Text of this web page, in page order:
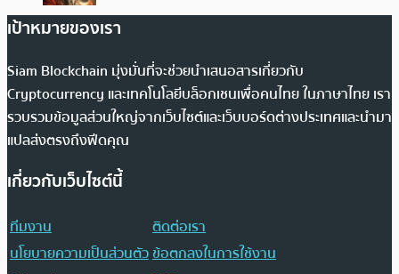
เป้าหมายของเรา
Siam Blockchain มุ่งมั่นที่จะช่วยนำเสนอสารเกี่ยวกับ
Cryptocurrency และเทคโนโลยีบล็อกเชนเพื่อคนไทย ในภาษาไทย เรา
รวบรวมข้อมูลส่วนใหญ่จากเว็บไซต์และเว็บบอร์ดต่างประเทศและนำมา
แปลส่งตรงถึงฟีดคุณ
เกี่ยวกับเว็บไซต์นี้
ทีมงาน
ติดต่อเรา
นโยบายความเป็นส่วนตัวข้อตกลงในการใช้งาน